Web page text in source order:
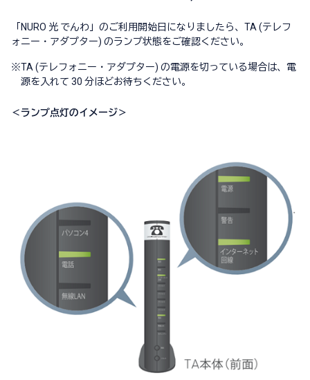
「NURO 光 でんわ」のご利用開始日になりましたら、TA (テレフ
ォニー・アダプター) のランプ状態をご確認ください。
※TA (テレフォニー・アダプター) の電源を切っている場合は、電
源を入れて 30 分ほどお待ちください。
＜ランプ点灯のイメージ＞